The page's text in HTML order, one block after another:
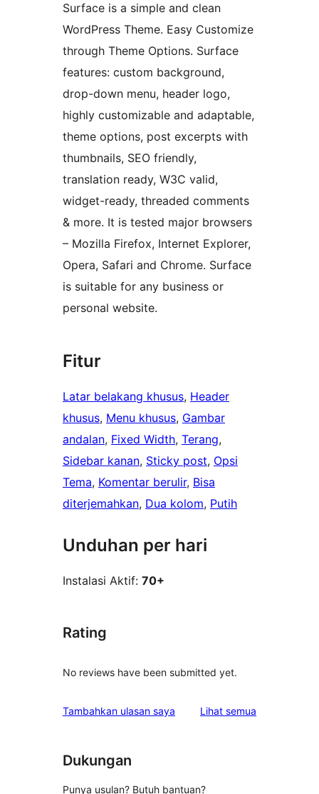
Surface is a simple and clean
WordPress Theme. Easy Customize
through Theme Options. Surface
features: custom background,
drop-down menu, header logo,
highly customizable and adaptable,
theme options, post excerpts with
thumbnails, SEO friendly,
translation ready, W3C valid,
widget-ready, threaded comments
& more. It is tested major browsers
– Mozilla Firefox, Internet Explorer,
Opera, Safari and Chrome. Surface
is suitable for any business or
personal website.
Fitur
Latar belakang khusus, Header
khusus, Menu khusus, Gambar
andalan, Fixed Width, Terang
Sidebar kanan, Sticky post, Opsi
Tema, Komentar berulir, Bisa
diterjemahkan, Dua kolom, Putih
Unduhan per hari
Instalasi Aktif: 70+
Rating
No reviews have been submitted yet.
Tambahkan ulasan saya Lihat semua
Dukungan
Punya usulan? Butuh bantuan?